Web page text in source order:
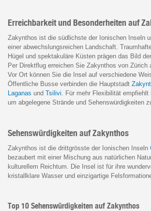
Erreichbarkeit und Besonderheiten auf
Zakynthos ist die südlichste der Ionischen Inseln
einer abwechslungsreichen Landschaft.
Hügel und spektakuläre Küsten prägen das Bild der
Per Direktflug erreichen Sie Zakynthos von Zürich
Vor Ort können Sie die Insel auf verschiedene
Öffentliche Busse verbinden die Hauptstadt
Laganas und Tsilivi . Für mehr Flexibilität
um abgelegene Strände und Sehenswürdigkeiten
Sehenswürdigkeiten auf Zakynthos
Zakynthos ist die drittgrösste der Ionischen Inseln
bezaubert mit einer Mischung aus natürlichen
kulturellem Reichtum. Die Insel ist für ihre
kristallklare Wasser und einzigartige
Top 10 Sehenswürdigkeiten auf Zakynthos